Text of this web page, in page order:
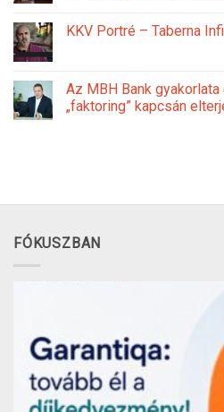
KKV Portré – Taberna
Az MBH Bank
„faktoring” kapcsán
FÓKUSZBAN